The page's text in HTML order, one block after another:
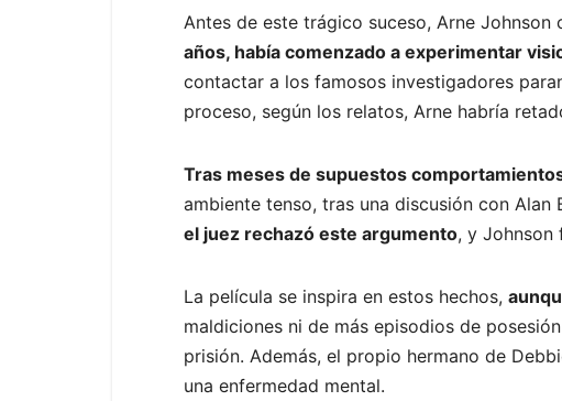
Antes de este trágico suceso, Arne
años, había comenzado a experimentar
contactar a los famosos investigadores
proceso, según los relatos, Arne habría
Tras meses de supuestos
ambiente tenso, tras una discusión con Alan
el juez rechazó este argumento, y Johnson
La película se inspira en estos hechos,
maldiciones ni de más episodios de
prisión. Además, el propio hermano de
una enfermedad mental.